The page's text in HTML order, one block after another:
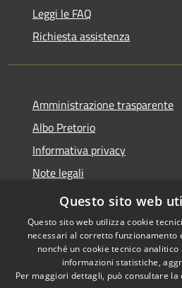
Leggi le FAQ
Richiesta assistenza
Amministrazione trasparente
Albo Pretorio
Informativa privacy
Note legali
Dichiarazione di accessibilità
Accessibilità
Questo sito web
Questo sito web utilizza cookie
necessari al corretto funzionamento
nonché un cookie tecnico
informazioni statistiche,
Per maggiori dettagli, può consultare la